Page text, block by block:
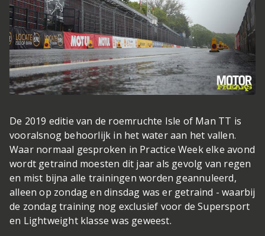
De 2019 editie van de roemruchte Isle of Man TT is
vooralsnog behoorlijk in het water aan het vallen.
Waar normaal gesproken in Practice Week elke avond
wordt getraind moesten dit jaar als gevolg van regen
en mist bijna alle trainingen worden geannuleerd,
alleen op zondag en dinsdag was er getraind - waarbij
de zondag training nog exclusief voor de Supersport
en Lightweight klasse was geweest.